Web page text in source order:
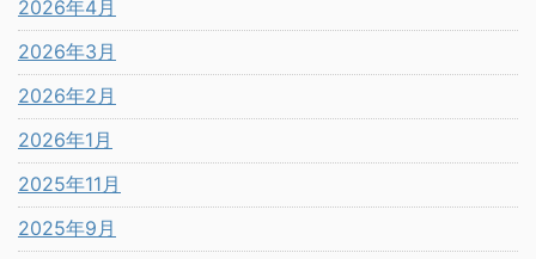
2026年4月
2026年3月
2026年2月
2026年1月
2025年11月
2025年9月